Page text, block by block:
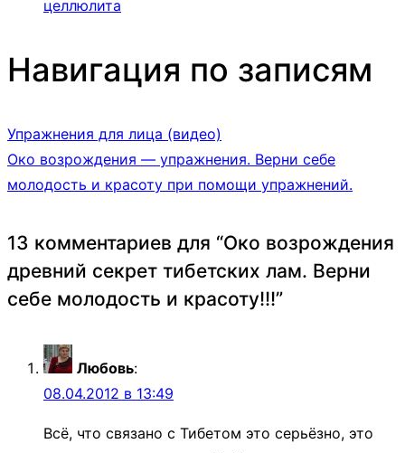
целлюлита
Навигация по записям
Упражнения для лица (видео)
Око возрождения — упражнения. Верни себе
молодость и красоту при помощи упражнений.
13 комментариев для “Око возрождения
древний секрет тибетских лам. Верни
себе молодость и красоту!!!”
Любовь:
08.04.2012 в 13:49
Всё, что связано с Тибетом это серьёзно, это